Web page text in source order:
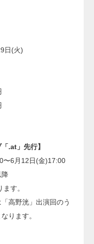
日(火)
.at」先行】
〜6月12日(金)17:00
降
す。
高野洸」出演回のう
ります。